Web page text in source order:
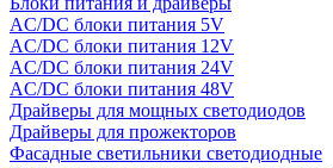
AC/DC блоки питания 5V
AC/DC блоки питания 12V
AC/DC блоки питания 24V
AC/DC блоки питания 48V
Драйверы для мощных светодиодов
Драйверы для прожекторов
Фасадные светильники светодиодные